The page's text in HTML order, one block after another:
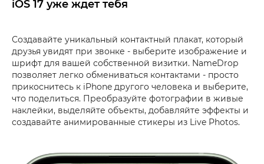
iOS 17 уже ждет тебя
Создавайте уникальный контактный плакат, который
друзья увидят при звонке - выберите изображение и
шрифт для вашей собственной визитки. NameDrop
позволяет легко обмениваться контактами - просто
прикоснитесь к iPhone другого человека и выберите,
что поделиться. Преобразуйте фотографии в живые
наклейки, выделяйте объекты, добавляйте эффекты и
создавайте анимированные стикеры из Live Photos.